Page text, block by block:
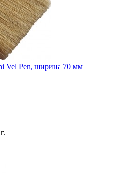
Vel Pen, ширина 70 мм